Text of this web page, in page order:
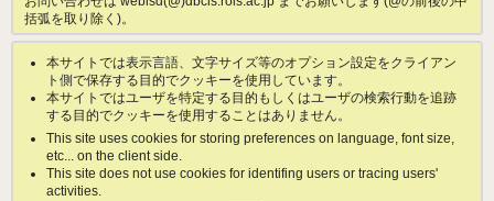
括弧を取り除く)。
本サイトでは表示言語、文字サイズ等のオプション設定をクライアン
ト側で保存する目的でクッキーを使用しています。
本サイトではユーザを特定する目的もしくはユーザの検索行動を追跡
する目的でクッキーを使用することはありません。
This site uses cookies for storing preferences on language, font size,
etc... on the client side.
This site does not use cookies for identifing users or tracing users'
activities.